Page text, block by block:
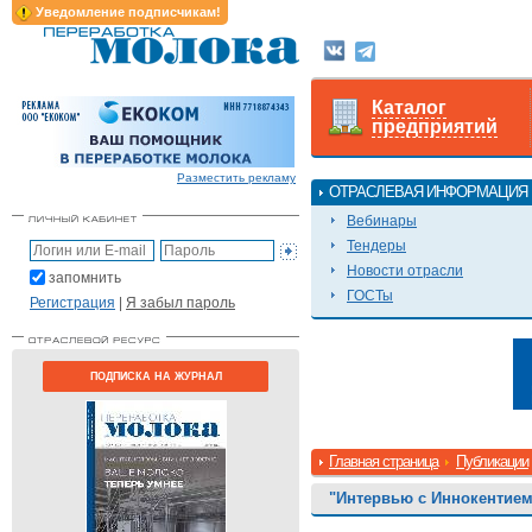
Уведомление подписчикам!
Разместить рекламу
запомнить
Регистрация | Я забыл пароль
ПОДПИСКА НА ЖУРНАЛ
Каталог
предприятий
ОТРАСЛЕВАЯ ИНФОРМАЦИЯ
Вебинары
Тендеры
Новости отрасли
ГОСТы
Главная страница Публикации
"Интервью с